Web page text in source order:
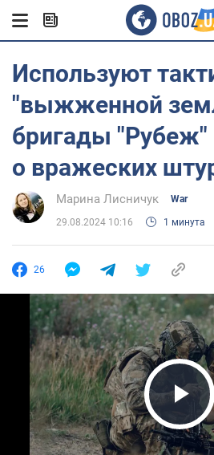
Используют
"выжженной
бригады "Рубеж"
о вражеских
Марина Лисничук War
29.08.2024 10:16 1 минута
26